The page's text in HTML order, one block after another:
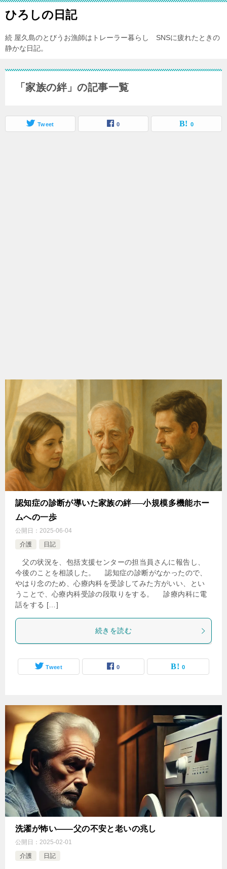
ひろしの日記
続 屋久島のとびうお漁師はトレーラー暮らし SNSに疲れたときの
静かな日記。
「家族の絆」の記事一覧
Tweet 0 0
認知症の診断が導いた家族の絆──小規模多機能ホー
ムへの一歩
公開日： 2025-06-04
介護
日記
父の状況を、包括支援センターの担当員さんに報告し、
今後のことを相談した。 認知症の診断がなかったので、
やはり念のため、心療内科を受診してみた方がいい、とい
うことで、心療内科受診の段取りをする。 診療内科に電
話をする […]
続きを読む
Tweet 0 0
洗濯が怖い――父の不安と老いの兆し
公開日： 2025-02-01
介護
日記